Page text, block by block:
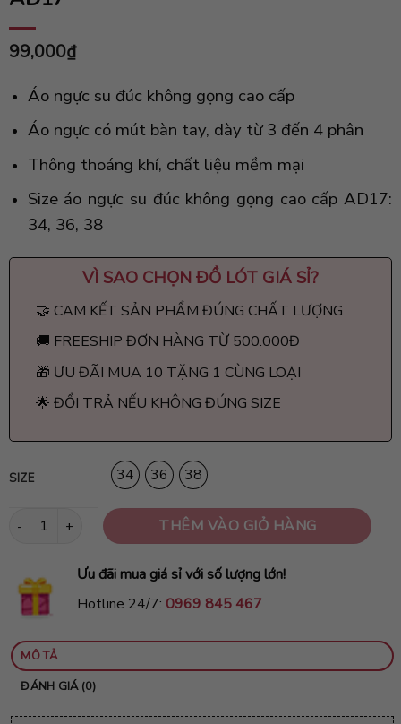
99,000₫
Áo ngực su đúc không gọng cao cấp
Áo ngực có mút bàn tay, dày từ 3 đến 4 phân
Thông thoáng khí, chất liệu mềm mại
Size áo ngực su đúc không gọng cao cấp AD17:
34, 36, 38
VÌ SAO CHỌN ĐỒ LÓT GIÁ SỈ?
🤝 CAM KẾT SẢN PHẨM ĐÚNG CHẤT LƯỢNG
🚚 FREESHIP ĐƠN HÀNG TỪ 500.000Đ
🎁 ƯU ĐÃI MUA 10 TẶNG 1 CÙNG LOẠI
🌟 ĐỔI TRẢ NẾU KHÔNG ĐÚNG SIZE
SIZE 34 36 38
Áo ngực su đúc không gọng cao cấp AD17 số lượng
THÊM VÀO GIỎ HÀNG
Ưu đãi mua giá sỉ với số lượng lớn!
Hotline 24/7: 0969 845 467
MÔ TẢ
ĐÁNH GIÁ (0)